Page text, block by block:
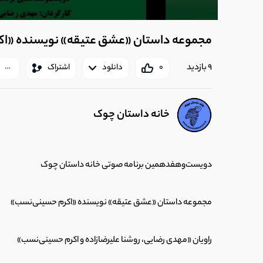
مجموعه داستان «عشق عتیقه» نویسنده
0 دانلود اشتراک 9 بازدید
خانه داستان چوک
دویست‌وهفدهمین برنامه صوتی خانه داستان چوک
مجموعه داستان «عشق عتیقه» نویسنده «اکرم حسینی‌نسب»
راویان «مهدی رضایی، روشنا علیرضازاده و اکرم حسینی‌نسب»